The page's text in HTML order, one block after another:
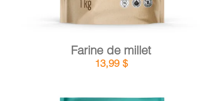
Farine de millet
13,99 $